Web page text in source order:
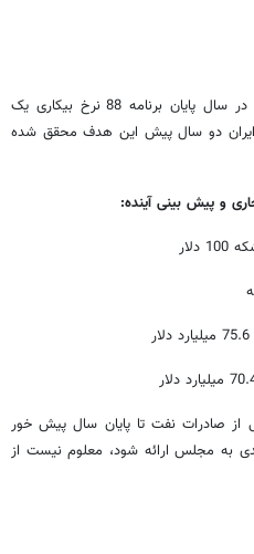
پیش بینی برنامه چهارم این بوده که در سال پایان برنامه 88 نرخ بیکاری یک
ایران دو سال پیش این هدف محقق شده
از صادرات نفت تا پایان سال پیش خور
به مجلس ارائه شود، معلوم نیست از